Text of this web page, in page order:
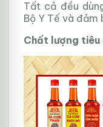
Tất cả đều
Bộ Y Tế và đảm
Chất lượng tiêu